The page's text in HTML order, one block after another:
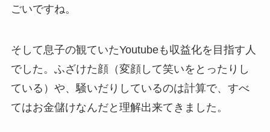
ごいですね。
そして息子の観ていたYoutubeも収益化を目指す人
でした。ふざけた顔（変顔して笑いをとったりし
ている）や、騒いだりしているのは計算で、すべ
てはお金儲けなんだと理解出来てきました。